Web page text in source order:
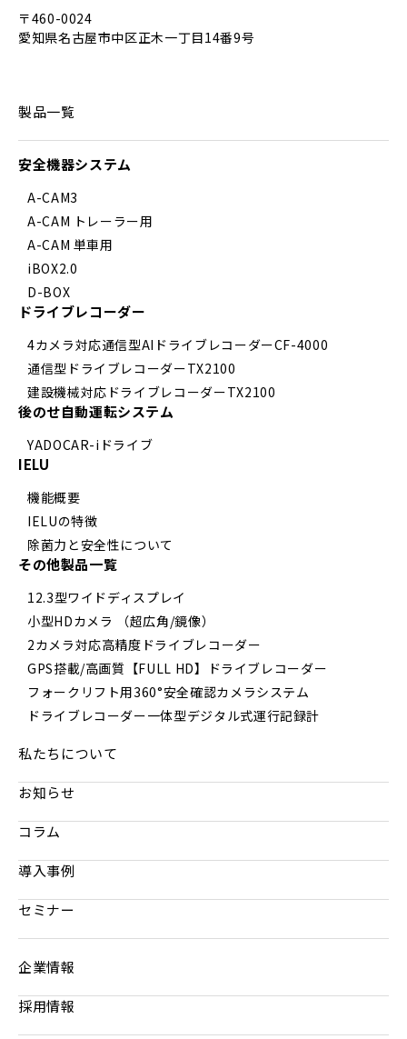
〒460-0024
愛知県名古屋市中区正木一丁目14番9号
製品一覧
安全機器システム
A-CAM3
A-CAM トレーラー用
A-CAM 単車用
iBOX2.0
D-BOX
ドライブレコーダー
4カメラ対応通信型AIドライブレコーダーCF-4000
通信型ドライブレコーダーTX2100
建設機械対応ドライブレコーダーTX2100
後のせ自動運転システム
YADOCAR-iドライブ
IELU
機能概要
IELUの特徴
除菌力と安全性について
その他製品一覧
12.3型ワイドディスプレイ
小型HDカメラ （超広角/鏡像）
2カメラ対応高精度ドライブレコーダー
GPS搭載/高画質【FULL HD】ドライブレコーダー
フォークリフト用360°安全確認カメラシステム
ドライブレコーダー一体型デジタル式運行記録計
私たちについて
お知らせ
コラム
導入事例
セミナー
企業情報
採用情報